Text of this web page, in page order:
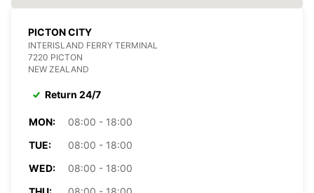
PICTON CITY
INTERISLAND FERRY TERMINAL
7220 PICTON
NEW ZEALAND
Return 24/7
MON:
08:00 - 18:00
TUE:
08:00 - 18:00
WED:
08:00 - 18:00